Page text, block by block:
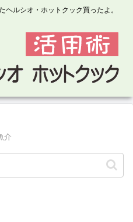
ヘルシオ・ホットクック買ったよ。
介